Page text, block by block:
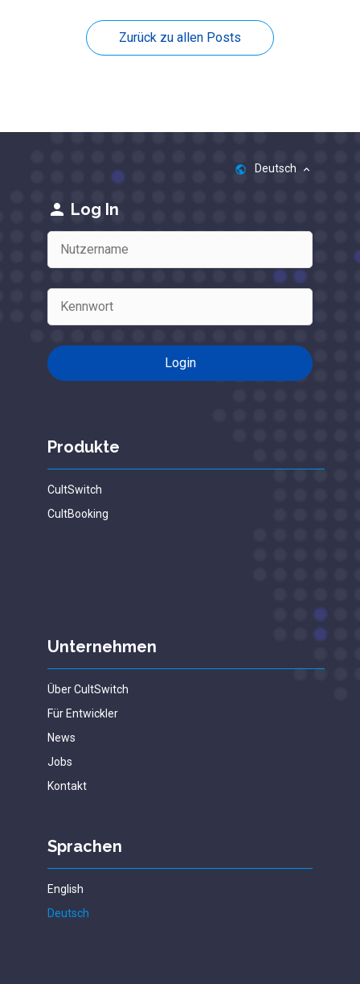
Zurück zu allen Posts
Produkte
CultSwitch
CultBooking
Unternehmen
Über CultSwitch
Für Entwickler
News
Jobs
Kontakt
Sprachen
English
Deutsch
public Deutsch keyboard_arrow_up
person Log In